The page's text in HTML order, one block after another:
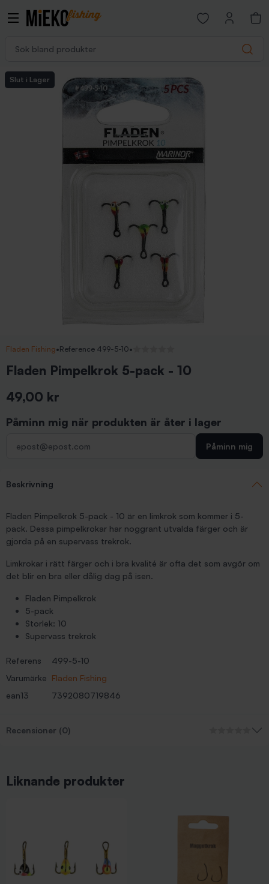
Search
Open favorites
Slut i Lager
Fladen Fishing•Reference 499-5-10•
Fladen Pimpelkrok 5-pack - 10
49,00 kr
Påminn mig när produkten är åter i lager
Påminn mig
Beskrivning
Fladen Pimpelkrok 5-pack - 10 är en limkrok som kommer i 5-
pack. Dessa pimpelkrokar har noggrant utvalda färger och är
gjorda på en supervass trekrok.
Limkrokar i rätt färger och i bra kvalité är ofta det som avgör om
det blir en bra eller dålig dag på isen.
Fladen Pimpelkrok
5-pack
Storlek: 10
Supervass trekrok
Referens
499-5-10
Varumärke Fladen Fishing
ean13
7392080719846
Recensioner (0)
Liknande produkter